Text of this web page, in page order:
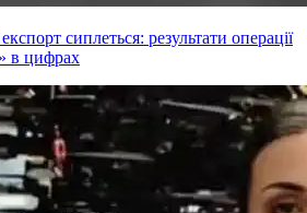
сиплеться: результати операції
в цифрах